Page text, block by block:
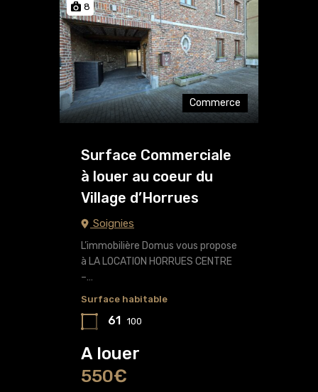
8
Commerce
Surface Commerciale
à louer au coeur du
Village d’Horrues
Soignies
L’immobilière Domus vous propose
à LA LOCATION HORRUES CENTRE
–…
Surface habitable
61 100
A louer
550€